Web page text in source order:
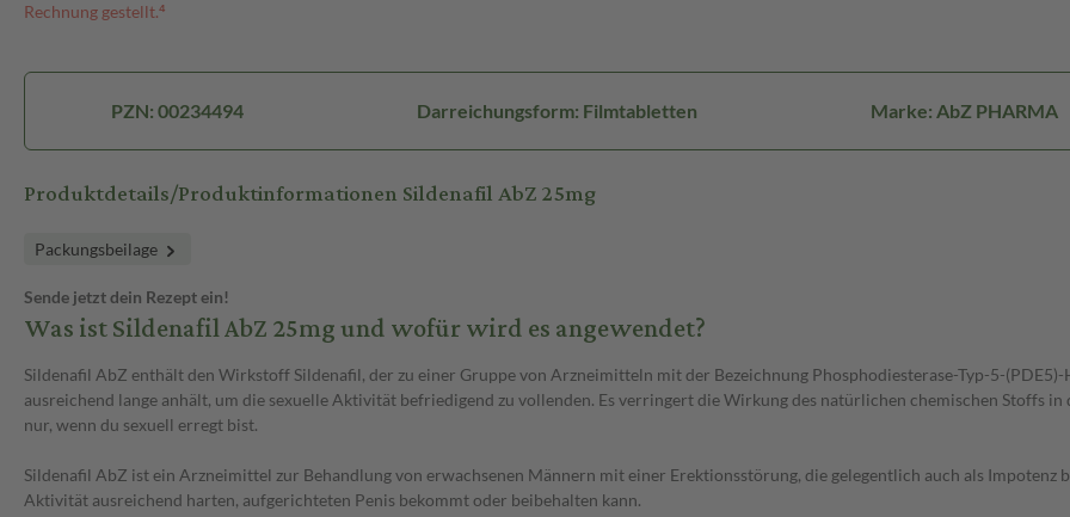
Rechnung gestellt.⁴
PZN: 00234494 Darreichungsform: Filmtabletten Marke: AbZ PHARMA
Produktdetails/Produktinformationen Sildenafil AbZ 25mg
Packungsbeilage
Sende jetzt dein Rezept ein!
Was ist Sildenafil AbZ 25mg und wofür wird es angewendet?
Sildenafil AbZ enthält den Wirkstoff Sildenafil, der zu einer Gruppe von Arzneimitteln mit der Bezeichnung Phosphodiesterase-Typ-5-
ausreichend lange anhält, um die sexuelle Aktivität befriedigend zu vollenden. Es verringert die Wirkung des natürlichen chemischen Stoffs
nur, wenn du sexuell erregt bist.
Sildenafil AbZ ist ein Arzneimittel zur Behandlung von erwachsenen Männern mit einer Erektionsstörung, die gelegentlich auch als Impotenz
Aktivität ausreichend harten, aufgerichteten Penis bekommt oder beibehalten kann.